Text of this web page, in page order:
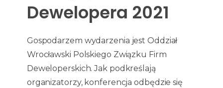
Dewelopera 2021
Gospodarzem wydarzenia jest Oddział
Wrocławski Polskiego Związku Firm
Deweloperskich. Jak podkreślają
organizatorzy, konferencja odbędzie się